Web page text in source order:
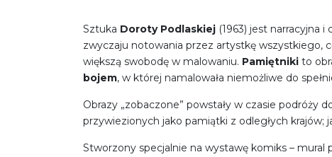
Sztuka Doroty Podlaskiej (1963) jest narracyjna
zwyczaju notowania przez artystkę wszystkiego,
większą swobodę w malowaniu. Pamiętniki to
bojem, w której namalowała niemożliwe do
Obrazy „zobaczone” powstały w czasie
przywiezionych jako pamiątki z odległych
Stworzony specjalnie na wystawę komiks – mural